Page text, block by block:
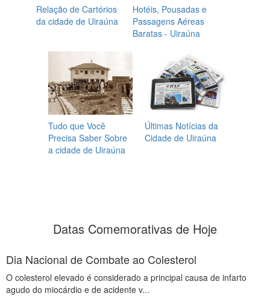
Relação de Cartórios
da cidade de Uiraúna
Hotéis, Pousadas e
Passagens Aéreas
Baratas - Uiraúna
Tudo que Você
Precisa Saber Sobre
a cidade de Uiraúna
Últimas Notícias da
Cidade de Uiraúna
Datas Comemorativas de Hoje
Dia Nacional de Combate ao Colesterol
O colesterol elevado é considerado a principal causa de infarto
agudo do miocárdio e de acidente v...